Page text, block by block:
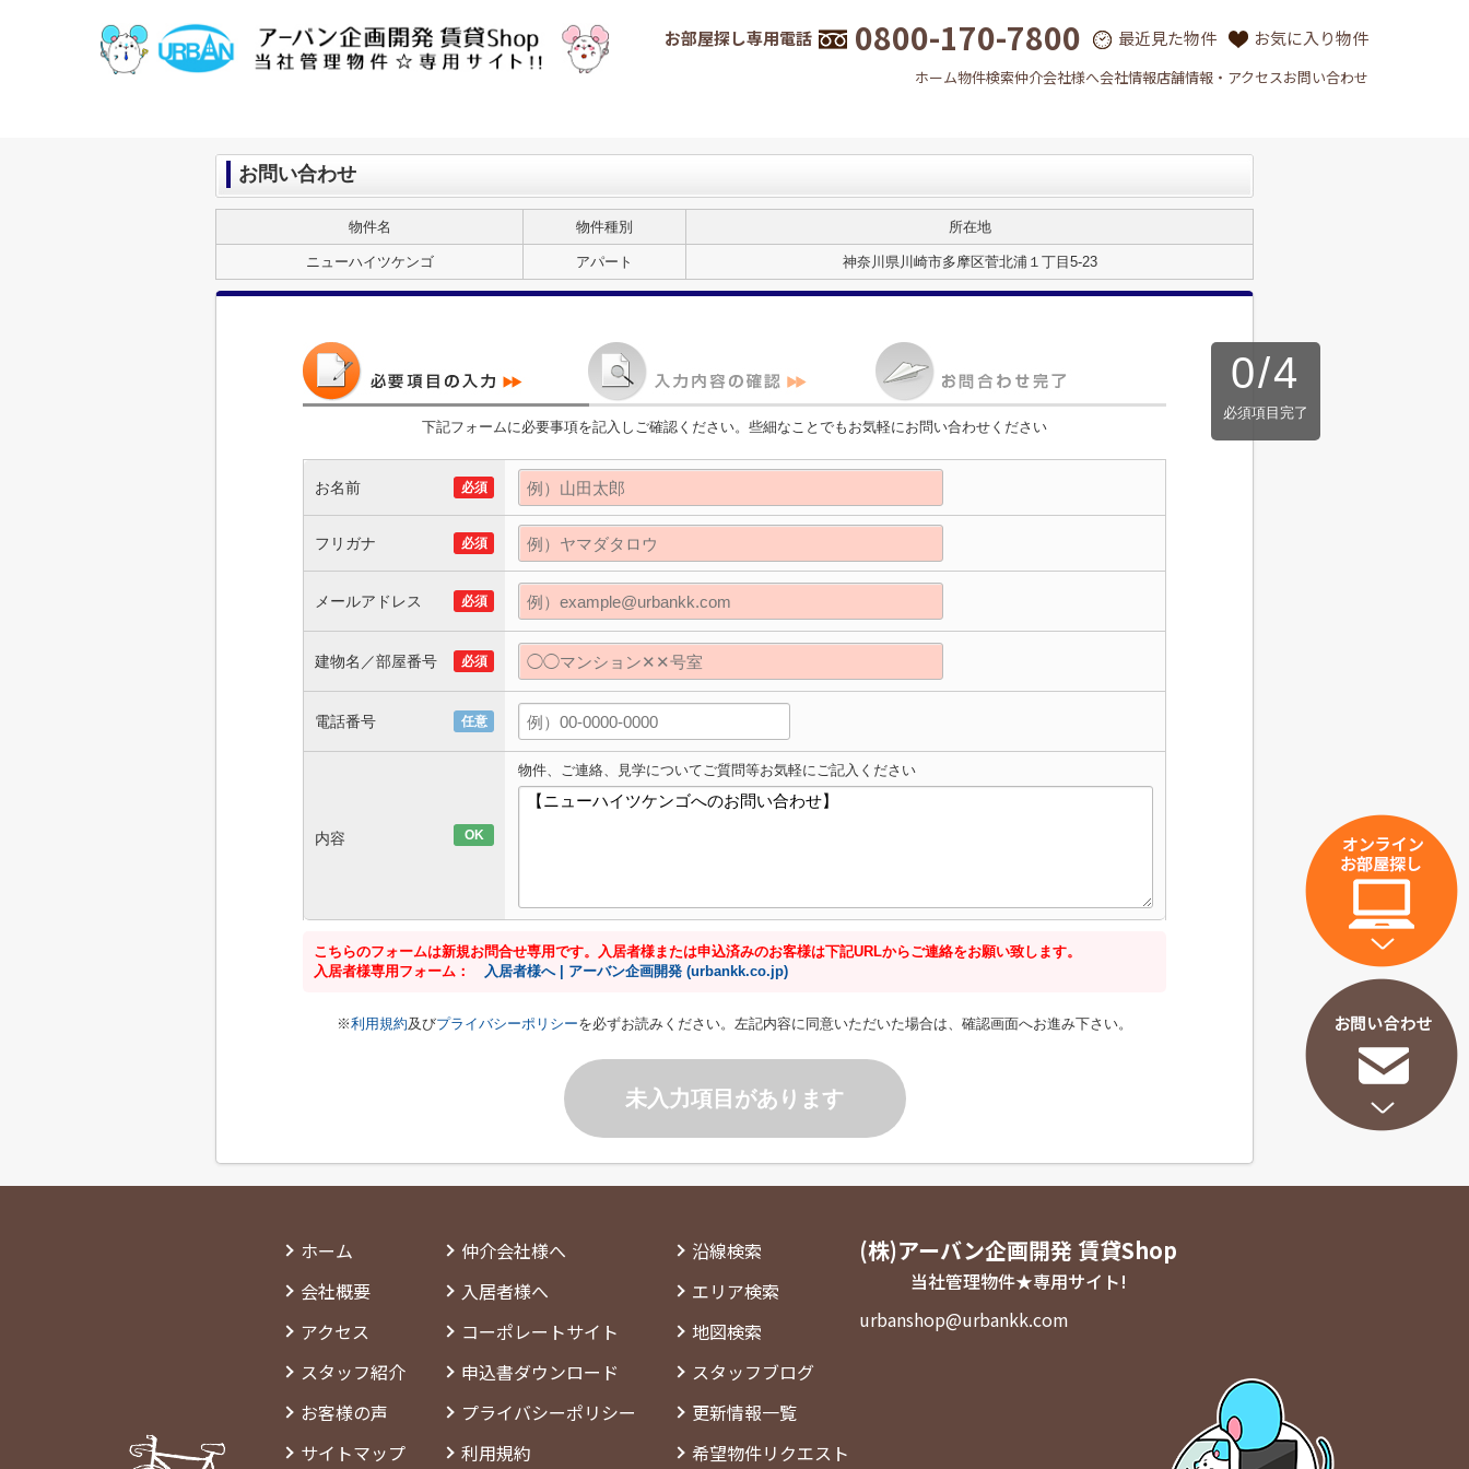
お部屋探し専用電話 0800-170-7800 最近見た物件 お気に入り物件
ホーム物件検索仲介会社様へ会社情報店舗情報・アクセスお問い合わせ
お問い合わせ
物件名 物件種別 所在地
ニューハイツケンゴ アパート 神奈川県川崎市多摩区菅北浦１丁目5-23
0/4
必須項目完了
下記フォームに必要事項を記入しご確認ください。些細なことでもお気軽にお問い合わせください
お名前 必須
フリガナ 必須
メールアドレス 必須
建物名／部屋番号 必須
電話番号 任意
内容 OK
物件、ご連絡、見学についてご質問等お気軽にご記入ください
こちらのフォームは新規お問合せ専用です。入居者様または申込済みのお客様は下記URLからご連絡をお願い致します。
入居者様専用フォーム： 入居者様へ | アーバン企画開発 (urbankk.co.jp)
※利用規約及びプライバシーポリシーを必ずお読みください。左記内容に同意いただいた場合は、確認画面へお進み下さい。
未入力項目があります
ホーム
会社概要
アクセス
スタッフ紹介
お客様の声
サイトマップ
仲介会社様へ
入居者様へ
コーポレートサイト
申込書ダウンロード
プライバシーポリシー
利用規約
沿線検索
エリア検索
地図検索
スタッフブログ
更新情報一覧
希望物件リクエスト
(株)アーバン企画開発 賃貸Shop
当社管理物件★専用サイト!
urbanshop@urbankk.com